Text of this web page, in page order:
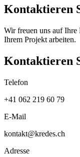
Kontaktieren
Wir freuen uns auf Ihre
Ihrem Projekt arbeiten.
Kontaktieren
Telefon
+41 062 219 60 79
E-Mail
kontakt@kredes.ch
Adresse